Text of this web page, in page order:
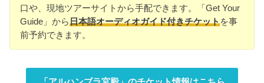
口や、現地ツアーサイトから手配できます。「Get Your
Guide」から日本語オーディオガイド付きチケットを事
前予約できます。